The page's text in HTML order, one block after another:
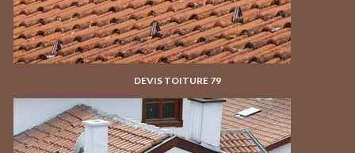
DEVIS TOITURE 79